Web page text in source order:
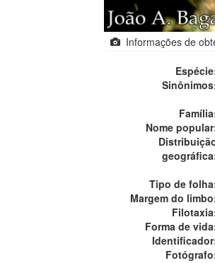
Informações de
Nome
Tipo de
Margem do
Forma de